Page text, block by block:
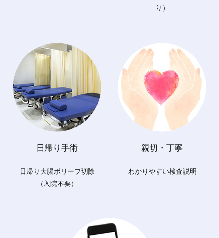
り）
日帰り手術
日帰り大腸ポリープ切除
（入院不要）
親切・丁寧
わかりやすい検査説明